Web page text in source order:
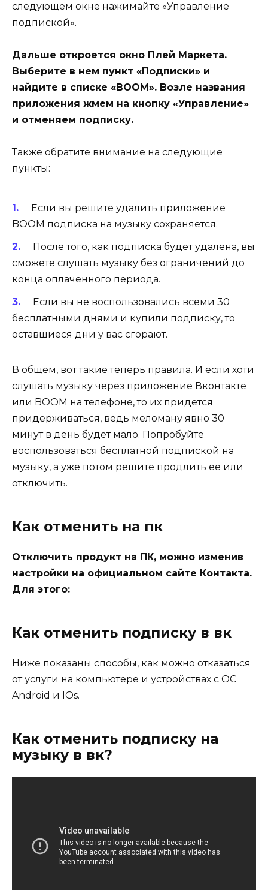
следующем окне нажимайте «Управление
подпиской».
Дальше откроется окно Плей Маркета.
Выберите в нем пункт «Подписки» и
найдите в списке «BOOM». Возле названия
приложения жмем на кнопку «Управление»
и отменяем подписку.
Также обратите внимание на следующие
пункты:
Если вы решите удалить приложение
BOOM подписка на музыку сохраняется.
После того, как подписка будет удалена, вы
сможете слушать музыку без ограничений до
конца оплаченного периода.
Если вы не воспользовались всеми 30
бесплатными днями и купили подписку, то
оставшиеся дни у вас сгорают.
В общем, вот такие теперь правила. И если хоти
слушать музыку через приложение Вконтакте
или BOOM на телефоне, то их придется
придерживаться, ведь меломану явно 30
минут в день будет мало. Попробуйте
воспользоваться бесплатной подпиской на
музыку, а уже потом решите продлить ее или
отключить.
Как отменить на пк
Отключить продукт на ПК, можно изменив
настройки на официальном сайте Контакта.
Для этого:
Как отменить подписку в вк
Ниже показаны способы, как можно отказаться
от услуги на компьютере и устройствах с ОС
Android и IOs.
Как отменить подписку на
музыку в вк?